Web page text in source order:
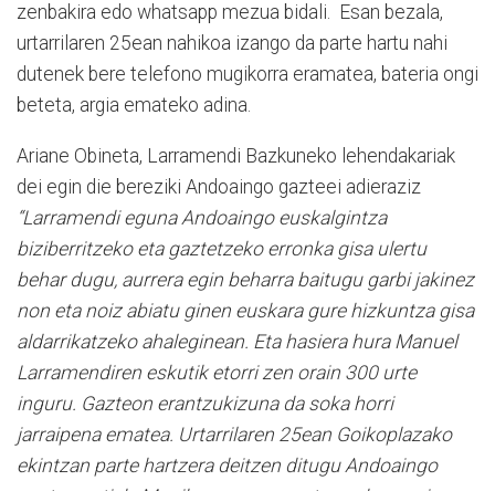
zenbakira edo whatsapp mezua bidali. Esan bezala,
urtarrilaren 25ean nahikoa izango da parte hartu nahi
dutenek bere telefono mugikorra eramatea, bateria ongi
beteta, argia emateko adina.
Ariane Obineta, Larramendi Bazkuneko lehendakariak
dei egin die bereziki Andoaingo gazteei adieraziz
“Larramendi eguna Andoaingo euskalgintza
biziberritzeko eta gaztetzeko erronka gisa ulertu
behar dugu, aurrera egin beharra baitugu garbi jakinez
non eta noiz abiatu ginen euskara gure hizkuntza gisa
aldarrikatzeko ahaleginean. Eta hasiera hura Manuel
Larramendiren eskutik etorri zen orain 300 urte
inguru. Gazteon erantzukizuna da soka horri
jarraipena ematea. Urtarrilaren 25ean Goikoplazako
ekintzan parte hartzera deitzen ditugu Andoaingo